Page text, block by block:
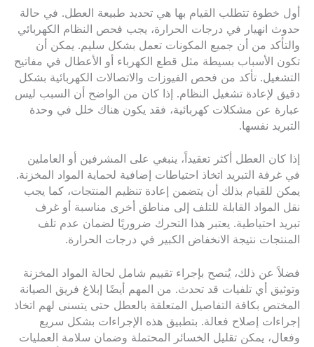
أول خطوة تتطلب القيام بها هي تحديد طبيعة العطل. في حالة
حدوث انهيار في درجات الحرارة، يجب فحص النظام الكهربائي
والتأكد من أن جميع المكونات تعمل بشكل سليم. يمكن أن
تكون الأسباب بسيطة مثل قطع الكهرباء أو الأعطال في مفاتيح
التشغيل. تأكد من فحص الفيوزات والاتصالات الكهربائية بشكل
دقيق لإعادة تشغيل النظام. إذا كان من الواضح أن السبب ليس
عبارة عن مشكلات كهربائية، فقد يكون هناك خلل في وحدة
التبريد نفسها.
إذا كان العطل أكثر تعقيداً، ينبغي على المشرفين أو العاملين
في غرفة التبريد اتخاذ احتياطات إضافية لحماية المواد المخزنة.
يمكن للقيام بذلك أن يتضمن إعادة تنظيم المنتجات، كما يجب
نقل المواد القابلة للتلف إلى مناطق أخرى مناسبة أو غرف
تبريد احتياطية. يعتبر هذا التحرك ضروريًا لضمان عدم تلف
المنتجات نتيجة الانخفاض الكبير في درجات الحرارة.
فضلاً عن ذلك، يُنصح بإجراء تقييم شامل لحالة المواد المخزنة
وتوثيق أي تلفيات قد تحدث. من المهم أيضًا إبلاغ فريق الصيانة
المختص بكافة التفاصيل المتعلقة بالعطل حتى يتسنى لهم اتخاذ
إجراءات إصلاح فعالة. بتطبيق هذه الإجراءات بشكل سريع
وفعال، يمكن تقليل الخسائر المحتملة وضمان سلامة العمليات